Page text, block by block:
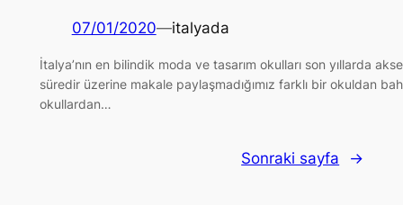
07/01/2020—italyada
İtalya’nın en bilindik moda ve tasarım okulları son yıllarda
süredir üzerine makale paylaşmadığımız farklı bir okuldan
okullardan…
Sonraki sayfa →